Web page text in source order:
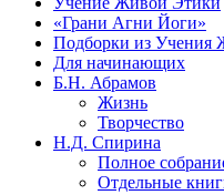
«Грани Агни Йоги»
Подборки из Учения
Для начинающих
Б.Н. Абрамов
Жизнь
Творчество
Н.Д. Спирина
Полное
Отдельные